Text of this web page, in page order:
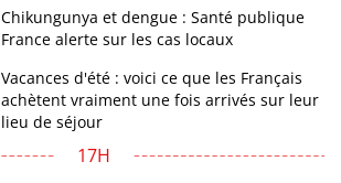
Chikungunya et dengue : Santé publique
France alerte sur les cas locaux
Vacances d'été : voici ce que les Français
achètent vraiment une fois arrivés sur leur
lieu de séjour
17H